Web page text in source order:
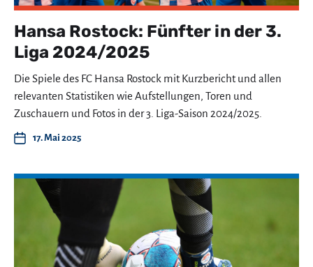
Hansa Rostock: Fünfter in der 3.
Liga 2024/2025
Die Spiele des FC Hansa Rostock mit Kurzbericht und allen
relevanten Statistiken wie Aufstellungen, Toren und
Zuschauern und Fotos in der 3. Liga-Saison 2024/2025.
17. Mai 2025